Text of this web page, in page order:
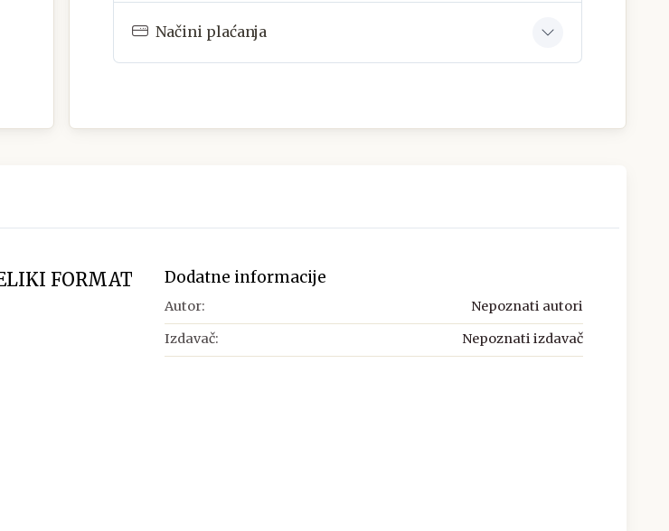
Načini plaćanja
FORMAT
Dodatne informacije
Autor: Nepoznati autori
Izdavač: Nepoznati izdavač